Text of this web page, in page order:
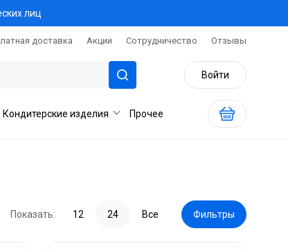
лиц
доставка Акции Сотрудничество Отзывы
Войти
Кондитерские изделия Прочее
Показать: 12 24 Все Фильтры